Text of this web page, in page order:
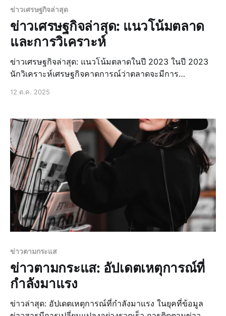
ข่าวเศรษฐกิจล่าสุด
ข่าวเศรษฐกิจล่าสุด: แนวโน้มตลาด
และการวิเคราะห์
ข่าวเศรษฐกิจล่าสุด: แนวโน้มตลาดในปี 2023 ในปี 2023
นักวิเคราะห์เศรษฐกิจคาดการณ์ว่าตลาดจะมีการ
จะมีการเติบโตอย่างต่อเนื่องในปี 2023 โดยมีปัจจั
12 ต.ค. 2025
ข่าวตามกระแส
ข่าวตามกระแส: อัปเดตเหตุการณ์ที่
กำลังมาแรง
ข่าวล่าสุด: อัปเดตเหตุการณ์ที่กำลังมาแรง ในยุคที่ข้อมูล